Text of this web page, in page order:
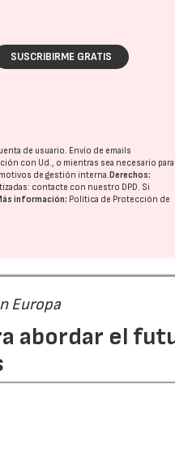
SUSCRIBIRME GRATIS
de usuario. Envío de emails
con Ud., o mientras sea necesario para
de gestión interna.Derechos:
contacte con nuestro DPD. Si
información: Política de Protección de
Europa
abordar el